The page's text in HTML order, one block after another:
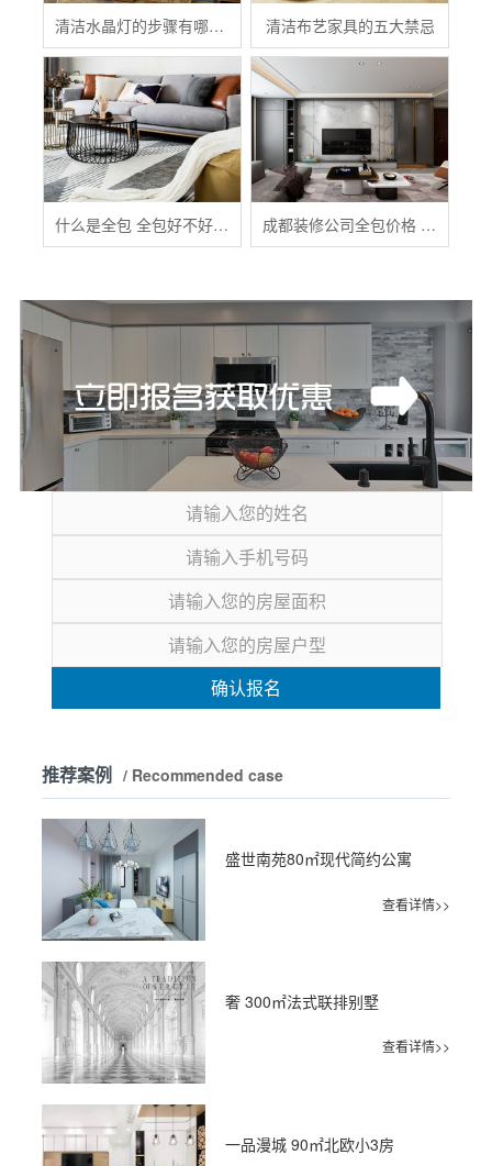
清洁水晶灯的步骤有哪些？ 清洁布艺家具的五大禁忌
什么是全包 全包好不好 全包装修注意事项有哪些 成都装修公司全包价格 成都全包装修多少钱一平
确认报名
推荐案例 / Recommended case
盛世南苑80㎡现代简约公寓
查看详情>>
奢 300㎡法式联排别墅
查看详情>>
一品漫城 90㎡北欧小3房